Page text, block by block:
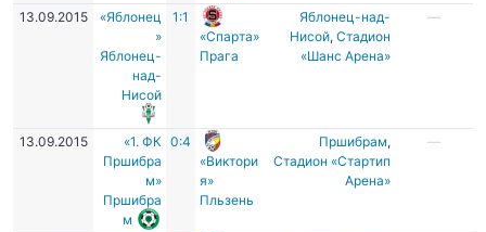
13.09.2015
«Яблонец
»
Яблонец-
над-
Нисой
1:1
«Спарта»
Прага
Яблонец-над-
Нисой,Стадион
«Шанс Арена»
—
13.09.2015
«1. ФК
Пршибра
м»
Пршибра
м
0:4
«Виктори
я»
Пльзень
Пршибрам,
Стадион «Стартип
Арена»
—